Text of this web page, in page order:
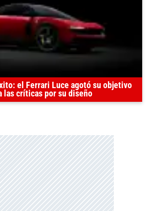
el Ferrari Luce agotó su objetivo
las críticas por su diseño